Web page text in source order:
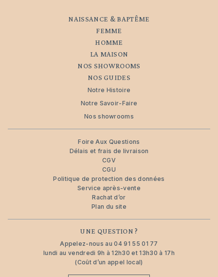
NAISSANCE & BAPTÊME
FEMME
HOMME
LA MAISON
NOS SHOWROOMS
NOS GUIDES
Notre Histoire
Notre Savoir-Faire
Nos showrooms
Foire Aux Questions
Délais et frais de livraison
CGV
CGU
Politique de protection des données
Service après-vente
Rachat d’or
Plan du site
UNE QUESTION ?
Appelez-nous au04 91 55 01 77
lundi au vendredi 9h à 12h30 et 13h30 à 17h
(Coût d’un appel local)